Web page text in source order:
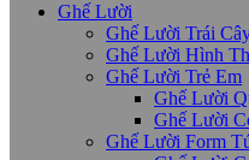
Ghế Lười
Ghế Lười Trái
Ghế Lười Hình
Ghế Lười Trẻ Em
Ghế Lười
Ghế Lười
Ghế Lười Form